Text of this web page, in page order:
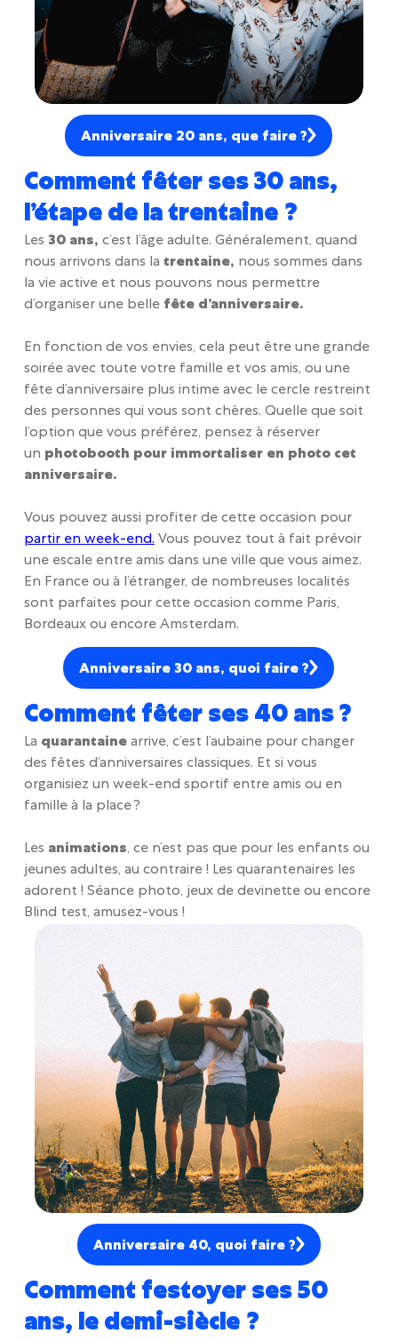
Anniversaire 20 ans, que faire ?
Comment fêter ses 30 ans,
l’étape de la trentaine ?
Les 30 ans, c’est l’âge adulte. Généralement, quand
nous arrivons dans la trentaine, nous sommes dans
la vie active et nous pouvons nous permettre
d’organiser une bellefête d’anniversaire.
En fonction de vos envies, cela peut être une grande
soirée avec toute votre famille et vos amis, ou une
fête d’anniversaire plus intime avec le cercle restreint
des personnes qui vous sont chères. Quelle que soit
l’option que vous préférez, pensez à réserver
un photobooth pour immortaliser en photo cet
anniversaire.
Vous pouvez aussi profiter de cette occasion pour
partir en week-end.Vous pouvez tout à fait prévoir
une escale entre amis dans une ville que vous aimez.
En France ou à l’étranger, de nombreuses localités
sont parfaites pour cette occasion comme Paris,
Bordeaux ou encore Amsterdam.
Anniversaire 30 ans, quoi faire ?
Comment fêter ses 40 ans ?
La quarantaine arrive, c’est l’aubaine pour changer
des fêtes d’anniversaires classiques. Et si vous
organisiez un week-end sportif entre amis ou en
famille à la place ?
Les animations, ce n’est pas que pour les enfants ou
jeunes adultes, au contraire ! Les quarantenaires les
adorent ! Séance photo, jeux de devinette ou encore
Blind test, amusez-vous !
Anniversaire 40, quoi faire ?
Comment festoyer ses 50
ans, le demi-siècle ?